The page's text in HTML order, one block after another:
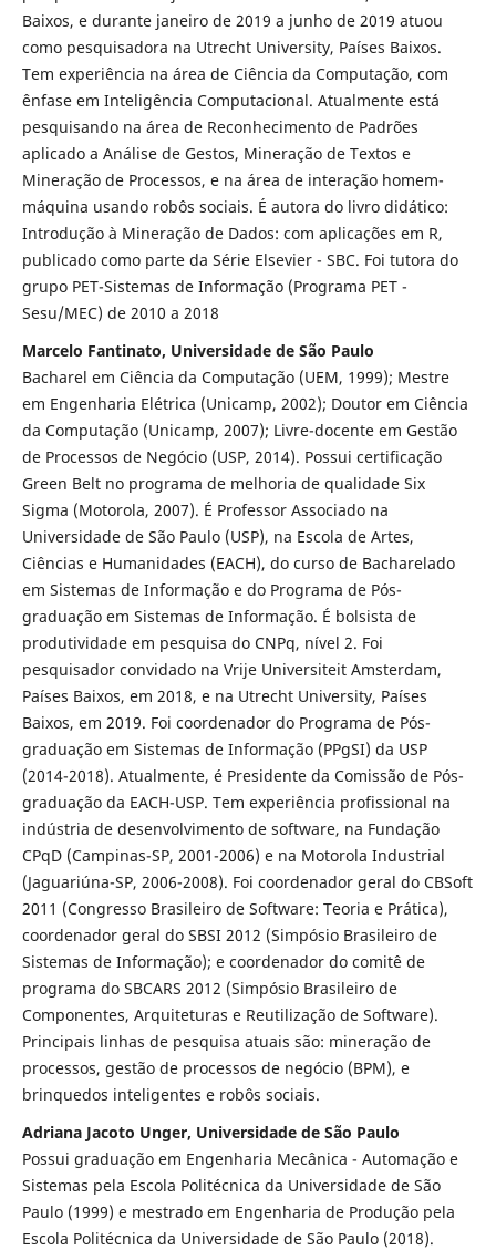
Baixos, e durante janeiro de 2019 a junho de 2019 atuou
como pesquisadora na Utrecht University, Países Baixos.
Tem experiência na área de Ciência da Computação, com
ênfase em Inteligência Computacional. Atualmente está
pesquisando na área de Reconhecimento de Padrões
aplicado a Análise de Gestos, Mineração de Textos e
Mineração de Processos, e na área de interação homem-
máquina usando robôs sociais. É autora do livro didático:
Introdução à Mineração de Dados: com aplicações em R,
publicado como parte da Série Elsevier - SBC. Foi tutora do
grupo PET-Sistemas de Informação (Programa PET -
Sesu/MEC) de 2010 a 2018
Marcelo Fantinato, Universidade de São Paulo
Bacharel em Ciência da Computação (UEM, 1999); Mestre
em Engenharia Elétrica (Unicamp, 2002); Doutor em Ciência
da Computação (Unicamp, 2007); Livre-docente em Gestão
de Processos de Negócio (USP, 2014). Possui certificação
Green Belt no programa de melhoria de qualidade Six
Sigma (Motorola, 2007). É Professor Associado na
Universidade de São Paulo (USP), na Escola de Artes,
Ciências e Humanidades (EACH), do curso de Bacharelado
em Sistemas de Informação e do Programa de Pós-
graduação em Sistemas de Informação. É bolsista de
produtividade em pesquisa do CNPq, nível 2. Foi
pesquisador convidado na Vrije Universiteit Amsterdam,
Países Baixos, em 2018, e na Utrecht University, Países
Baixos, em 2019. Foi coordenador do Programa de Pós-
graduação em Sistemas de Informação (PPgSI) da USP
(2014-2018). Atualmente, é Presidente da Comissão de Pós-
graduação da EACH-USP. Tem experiência profissional na
indústria de desenvolvimento de software, na Fundação
CPqD (Campinas-SP, 2001-2006) e na Motorola Industrial
(Jaguariúna-SP, 2006-2008). Foi coordenador geral do CBSoft
2011 (Congresso Brasileiro de Software: Teoria e Prática),
coordenador geral do SBSI 2012 (Simpósio Brasileiro de
Sistemas de Informação); e coordenador do comitê de
programa do SBCARS 2012 (Simpósio Brasileiro de
Componentes, Arquiteturas e Reutilização de Software).
Principais linhas de pesquisa atuais são: mineração de
processos, gestão de processos de negócio (BPM), e
brinquedos inteligentes e robôs sociais.
Adriana Jacoto Unger, Universidade de São Paulo
Possui graduação em Engenharia Mecânica - Automação e
Sistemas pela Escola Politécnica da Universidade de São
Paulo (1999) e mestrado em Engenharia de Produção pela
Escola Politécnica da Universidade de São Paulo (2018).